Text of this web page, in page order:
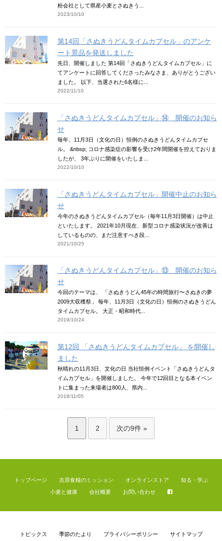
粉会社として県産小麦とさぬきう...
2023/10/10
第14回「さぬきうどんタイムカプセル」のアンケ
ート景品を発送しました
先日、開催しました 第14回「さぬきうどんタイムカプセル」に
てアンケートに回答してくださったみなさま、ありがとうござい
ました。 以下、当選された6名様に...
2022/11/10
「さぬきうどんタイムカプセル」⑭ 開催のお知ら
せ
毎年、11月3日（文化の日）恒例のさぬきうどんタイムカプセ
ル。 &nbsp; コロナ感染症の影響を受け2年間開催を控えておりま
したが、 3年ぶりに開催をいたしま...
2022/10/10
「さぬきうどんタイムカプセル」開催中止のお知ら
せ
今年のさぬきうどんタイムカプセル（毎年11月3日開催）は中止
といたします。 2021年10月現在、新型コロナ感染状況が改善は
しているものの、まだ注意すべき段...
2021/10/25
「さぬきうどんタイムカプセル」⑬ 開催のお知ら
せ
今回のテーマは、 「さぬきうどん45年の時間旅行〜さぬきの夢
2009大収穫祭」 毎年、11月3日（文化の日）恒例のさぬきうどん
タイムカプセル。 大正・昭和時代...
2019/10/24
第12回 「さぬきうどんタイムカプセル」 を開催し
ました
秋晴れの11月3日、文化の日 当社恒例イベント「さぬきうどんタ
イムカプセル」を開催しました。 今年で12回目となる本イベン
トに集まった来場者は800人、県内...
2018/11/05
1 2 次の9件 »
トップページ 吉原食糧のミッション オンラインストア
知る・学ぶ
小麦と健康
会社概要 お問い合わせ
トピックス 季節のたより プライバシーポリシー サイトマップ